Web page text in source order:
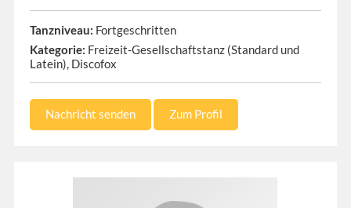
Tanzniveau: Fortgeschritten
Kategorie: Freizeit-Gesellschaftstanz (Standard und
Latein), Discofox
Nachricht senden Zum Profil